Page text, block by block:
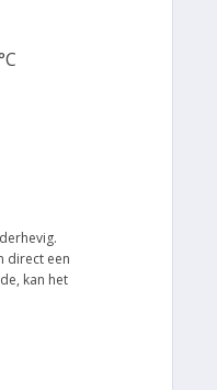
direct een
kan het